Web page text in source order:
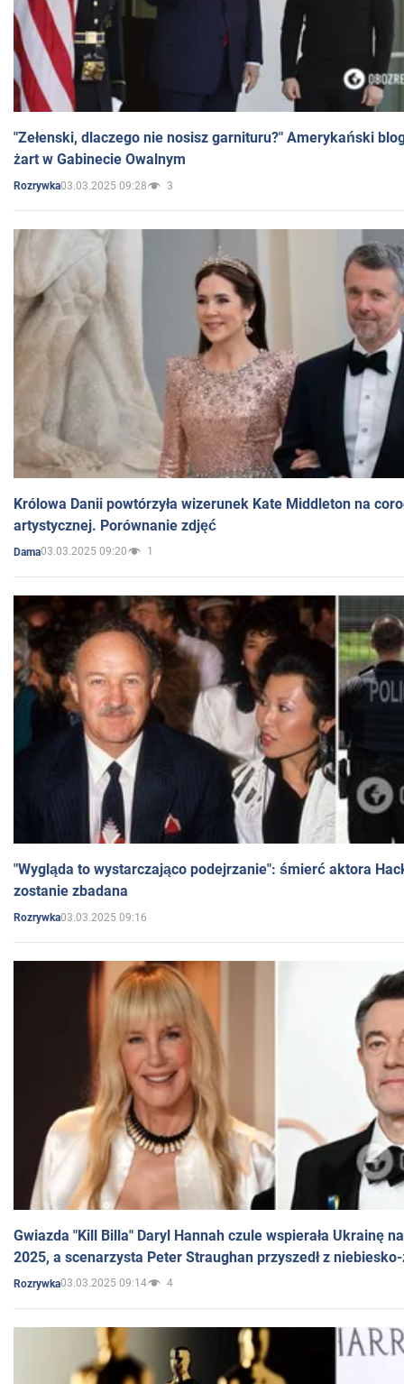
"Zełenski, dlaczego nie nosisz garnituru?" Amerykański
żart w Gabinecie Owalnym
Rozrywka03.03.2025 09:28 3
Królowa Danii powtórzyła wizerunek Kate Middleton na
artystycznej. Porównanie zdjęć
Dama03.03.2025 09:20 1
"Wygląda to wystarczająco podejrzanie": śmierć aktora
zostanie zbadana
Rozrywka03.03.2025 09:16
Gwiazda "Kill Billa" Daryl Hannah czule wspierała Ukrainę
2025, a scenarzysta Peter Straughan przyszedł z
Rozrywka03.03.2025 09:14 4